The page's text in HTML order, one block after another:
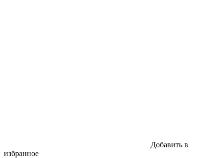
Добавить в
избранное